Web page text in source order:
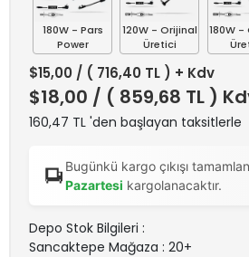
180W - Pars
Power
120W - Orijinal
Üretici
180W -
$15,00 / ( 716,40 TL ) + Kdv
$18,00 / ( 859,68 TL )
160,47 TL 'den başlayan taksitlerle
Bugünkü kargo çıkışı
Pazartesi kargolanacaktır.
Depo Stok Bilgileri :
Sancaktepe Mağaza : 20+